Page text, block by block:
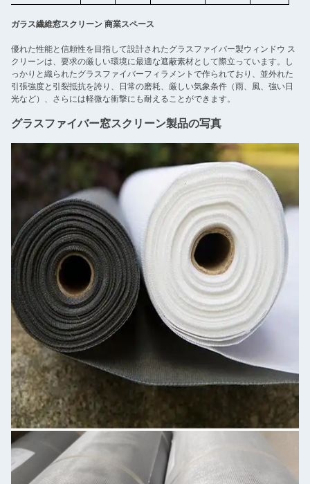
ガラス繊維窓スクリーン 商業スペース
優れた性能と信頼性を目指して設計されたグラスファイバー製ウィンドウ ス
クリーンは、要求の厳しい環境に最適な遮蔽素材として際立っています。し
っかりと織られたグラスファイバーフィラメントで作られており、並外れた
引張強度と引裂抵抗を誇り、日常の磨耗、厳しい気象条件（雨、風、強い日
光など）、さらには軽微な衝撃にも耐えることができます。
グラスファイバー窓スクリーン製品の写真